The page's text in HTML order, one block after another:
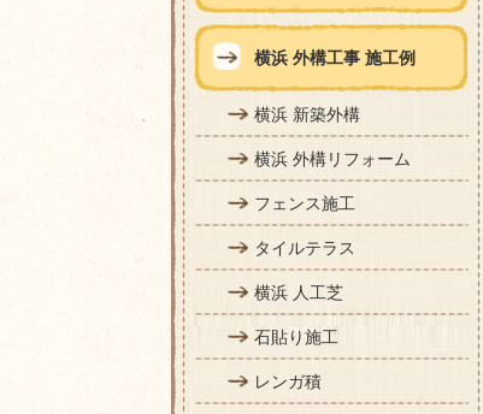
横浜 外構工事 施工例
横浜 新築外構
横浜 外構リフォーム
フェンス施工
タイルテラス
横浜 人工芝
石貼り施工
レンガ積